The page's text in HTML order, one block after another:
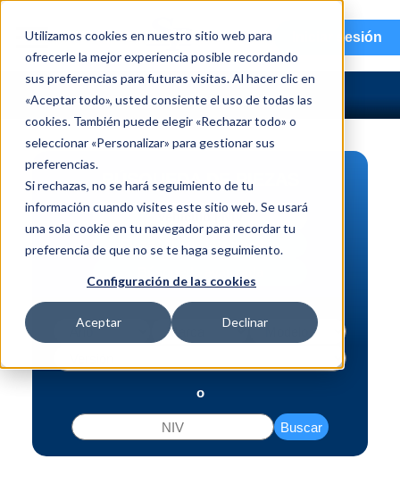
Utilizamos cookies en nuestro sitio web para
ofrecerle la mejor experiencia posible recordando
sus preferencias para futuras visitas. Al hacer clic en
«Aceptar todo», usted consiente el uso de todas las
cookies. También puede elegir «Rechazar todo» o
seleccionar «Personalizar» para gestionar sus
preferencias.
Si rechazas, no se hará seguimiento de tu
información cuando visites este sitio web. Se usará
una sola cookie en tu navegador para recordar tu
preferencia de que no se te haga seguimiento.
Configuración de las cookies
Aceptar Declinar
menu Iniciar sesión
BÚSQUEDA DE PIEZAS
Vehículo | NIV
Pieza | N.º de intercambio
o
Buscar